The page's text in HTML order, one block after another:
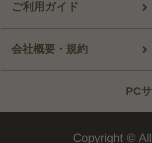
ご利用ガイド
会社概要・規約
PC
Copyright ©